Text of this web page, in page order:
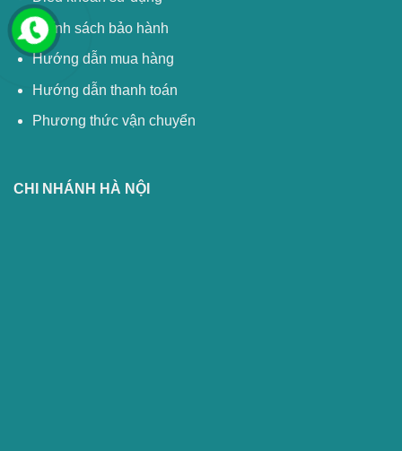
Chính sách bảo hành
Hướng dẫn mua hàng
Hướng dẫn thanh toán
Phương thức vận chuyển
CHI NHÁNH HÀ NỘI